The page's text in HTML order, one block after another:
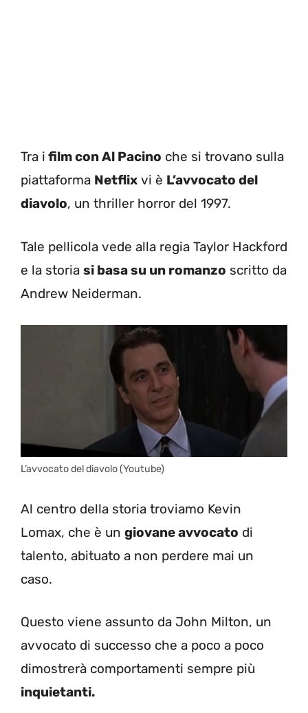
Tra i film con Al Pacino che si trovano sulla
piattaforma Netflix vi è L’avvocato del
diavolo, un thriller horror del 1997.
Tale pellicola vede alla regia Taylor Hackford
e la storia si basa su un romanzo scritto da
Andrew Neiderman.
L’avvocato del diavolo (Youtube)
Al centro della storia troviamo Kevin
Lomax, che è un giovane avvocato di
talento, abituato a non perdere mai un
caso.
Questo viene assunto da John Milton, un
avvocato di successo che a poco a poco
dimostrerà comportamenti sempre più
inquietanti.